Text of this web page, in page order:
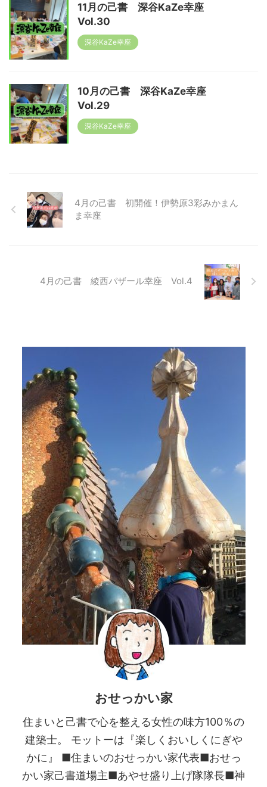
11月の己書 深谷KaZe幸座
Vol.30
深谷KaZe幸座
10月の己書 深谷KaZe幸座
Vol.29
深谷KaZe幸座
4月の己書 初開催！伊勢原3彩みかまん
ま幸座
4月の己書 綾西バザール幸座 Vol.4
おせっかい家
住まいと己書で心を整える女性の味方100％の
建築士。 モットーは『楽しくおいしくにぎや
かに』 ■住まいのおせっかい家代表■おせっ
かい家己書道場主■あやせ盛り上げ隊隊長■神